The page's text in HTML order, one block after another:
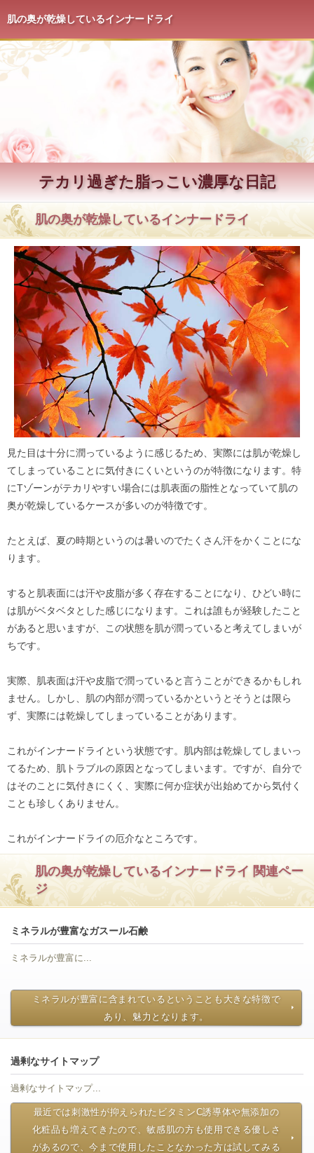
肌の奥が乾燥しているインナードライ
テカリ過ぎた脂っこい濃厚な日記
肌の奥が乾燥しているインナードライ
見た目は十分に潤っているように感じるため、実際には肌が乾燥し
てしまっていることに気付きにくいというのが特徴になります。特
にTゾーンがテカリやすい場合には肌表面の脂性となっていて肌の
奥が乾燥しているケースが多いのが特徴です。
たとえば、夏の時期というのは暑いのでたくさん汗をかくことにな
ります。
すると肌表面には汗や皮脂が多く存在することになり、ひどい時に
は肌がベタベタとした感じになります。これは誰もが経験したこと
があると思いますが、この状態を肌が潤っていると考えてしまいが
ちです。
実際、肌表面は汗や皮脂で潤っていると言うことができるかもしれ
ません。しかし、肌の内部が潤っているかというとそうとは限ら
ず、実際には乾燥してしまっていることがあります。
これがインナードライという状態です。肌内部は乾燥してしまいっ
てるため、肌トラブルの原因となってしまいます。ですが、自分で
はそのことに気付きにくく、実際に何か症状が出始めてから気付く
ことも珍しくありません。
これがインナードライの厄介なところです。
肌の奥が乾燥しているインナードライ 関連ペー
ジ
ミネラルが豊富なガスール石鹸
ミネラルが豊富に...
ミネラルが豊富に含まれているということも大きな特徴で
あり、魅力となります。
過剰なサイトマップ
過剰なサイトマップ...
最近では刺激性が抑えられたビタミンC誘導体や無添加の
化粧品も増えてきたので、敏感肌の方も使用できる優しさ
があるので、今まで使用したことなかった方は試してみる